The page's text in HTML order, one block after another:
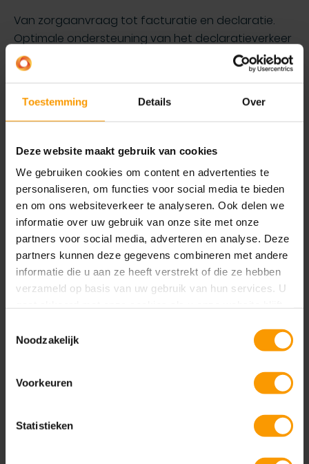
Toestemming Details Over
Deze website maakt gebruik van cookies
We gebruiken cookies om content en advertenties te
personaliseren, om functies voor social media te bieden
en om ons websiteverkeer te analyseren. Ook delen we
informatie over uw gebruik van onze site met onze
partners voor social media, adverteren en analyse. Deze
partners kunnen deze gegevens combineren met andere
informatie die u aan ze heeft verstrekt of die ze hebben
verzameld op basis van uw gebruik van hun services. U
Noodzakelijk
Voorkeuren
Statistieken
​​Van zorgaanvraag tot facturatie en declaratie​.
Optimale ondersteuning van het declaratieverkeer
met zorgverzekeraars en gemeenten (iWMO) via
VECOZO. Je hebt duidelijk inzicht in de verzonden
geautomatiseerde functies kun je eventuele
Naast verkooporders zullen er
verkoopretourorders, creditnota’s, service orders,
service facturen en service credit nota’s geboekt
worden. Op deze manier ontstaan er verschillende
typen documenten die via de VEKTIS standaard
gedeclareerd kunnen worden. Het kan voorkomen
dat een declaratie wordt afgewezen, en de reden
voor afwijzing wordt aangegeven door een
worden afgehandeld in
functionaliteit:
declaratieverkeer met VECOZO voor het LH, AP